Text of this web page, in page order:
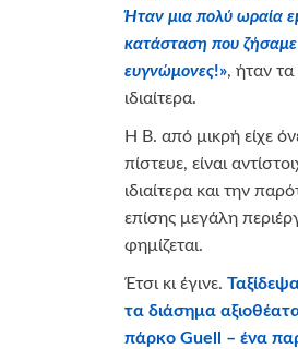
Ήταν μια πολύ ωραία
κατάσταση που ζήσαμε
ευγνώμονες!», ήταν
ιδιαίτερα.
Η Β. από μικρή είχε
πίστευε, είναι
ιδιαίτερα και την
επίσης μεγάλη
φημίζεται.
Έτσι κι έγινε.
τα διάσημα
πάρκο Guell – ένα